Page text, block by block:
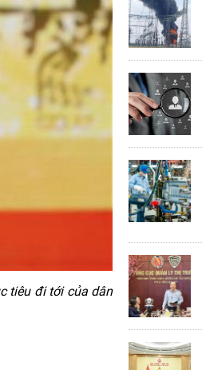
tiêu đi tới của dân